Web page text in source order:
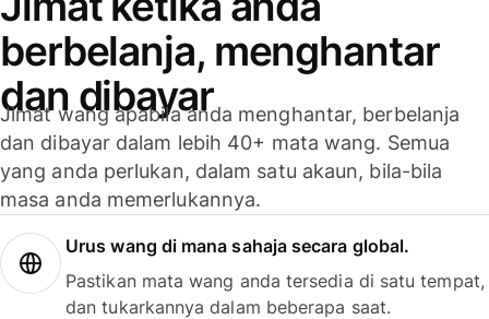
berbelanja, menghantar
dan dibayar
Jimat wang apabila anda menghantar, berbelanja
dan dibayar dalam lebih 40+ mata wang. Semua
yang anda perlukan, dalam satu akaun, bila-bila
masa anda memerlukannya.
Urus wang di mana sahaja secara global.
Pastikan mata wang anda tersedia di satu tempat,
dan tukarkannya dalam beberapa saat.